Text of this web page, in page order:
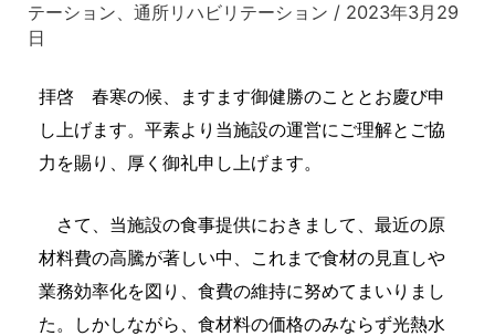
テーション、通所リハビリテーション / 2023年3月29
日
拝啓 春寒の候、ますます御健勝のこととお慶び申
し上げます。平素より当施設の運営にご理解とご協
力を賜り、厚く御礼申し上げます。
さて、当施設の食事提供におきまして、最近の原
材料費の高騰が著しい中、これまで食材の見直しや
業務効率化を図り、食費の維持に努めてまいりまし
た。しかしながら、食材料の価格のみならず光熱水